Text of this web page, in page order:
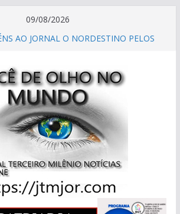
09/08/2026
AO JORNAL O NORDESTINO PELOS
MANOEL DIUNÍSIO, CELEBRA 90 ANOS
FÉ,E DEDICAÇÃO AO CARNAVAL
MAIS QUE MERECIDA!
DO LIVRO DELEGADO DIUNÍSIO.
BLOCO BOÊMIOS DA LAPA!